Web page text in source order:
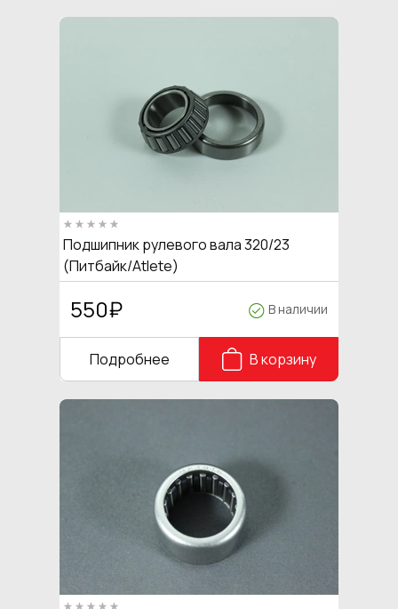
Подшипник рулевого вала 320/23
(Питбайк/Atlete)
550₽ В наличии
Подробнее В корзину